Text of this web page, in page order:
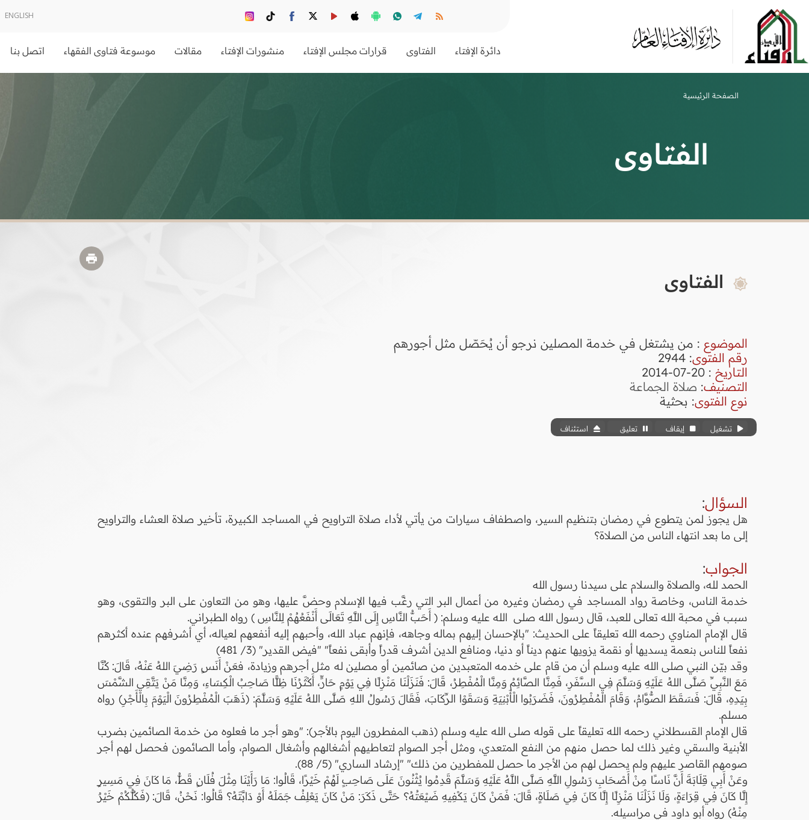
ENGLISH
دائرة الإفتاء الفتاوى قرارات مجلس الإفتاء منشورات الإفتاء مقالات موسوعة فتاوى الفقهاء اتصل بنا
الصفحة الرئيسية
الفتاوى
الفتاوى
الموضوع : من يشتغل في خدمة المصلين نرجو أن يُحَصّل مثل أجورهم
رقم الفتوى:
2944
التاريخ : 20-07-2014
التصنيف: صلاة الجماعة
نوع الفتوى: بحثية
تشغيل إيقاف تعليق استئناف
السؤال:
هل يجوز لمن يتطوع في رمضان بتنظيم السير، واصطفاف سيارات من يأتي لأداء صلاة التراويح في المساجد الكبيرة، تأخير صلاة العشاء والتراويح
إلى ما بعد انتهاء الناس من الصلاة؟
الجواب:
الحمد لله، والصلاة والسلام على سيدنا رسول الله
خدمة الناس، وخاصة رواد المساجد في رمضان وغيره من أعمال البر التي رغَّب فيها الإسلام وحضَّ عليها، وهو من التعاون على البر والتقوى، وهو
سبب في محبة الله تعالى للعبد، قال رسول الله صلى الله عليه وسلم: ( أَحَبُّ النَّاسِ إِلَى اللَّهِ تَعَالَى أَنْفَعُهُمْ لِلنَّاسِ ) رواه الطبراني.
قال الإمام المناوي رحمه الله تعليقاً على الحديث: "بالإحسان إليهم بماله وجاهه، فإنهم عباد الله، وأحبهم إليه أنفعهم لعياله، أي أشرفهم عنده أكثرهم
نفعاً للناس بنعمة يسديها أو نقمة يزويها عنهم ديناً أو دنيا، ومنافع الدين أشرف قدراً وأبقى نفعاً" "فيض القدير" (3/ 481)
وقد بيّن النبي صلى الله عليه وسلم أن من قام على خدمه المتعبدين من صائمين أو مصلين له مثل أجرهم وزيادة، فعَنْ أَنَسٍ رَضِيَ اللهُ عَنْهُ، قَالَ: كُنَّا
مَعَ النَّبِيِّ صَلَّى اللهُ عَلَيْهِ وَسَلَّمَ فِي السَّفَرِ، فَمِنَّا الصَّائِمُ وَمِنَّا الْمُفْطِرُ، قَالَ: فَنَزَلْنَا مَنْزِلًا فِي يَوْمٍ حَارٍّ، أَكْثَرُنَا ظِلًّا صَاحِبُ الْكِسَاءِ، وَمِنَّا مَنْ يَتَّقِي الشَّمْسَ
بِيَدِهِ، قَالَ: فَسَقَطَ الصُّوَّامُ، وَقَامَ الْمُفْطِرُونَ، فَضَرَبُوا الْأَبْنِيَةِ وَسَقَوْا الرِّكَابَ، فَقَالَ رَسُولُ اللهِ صَلَّى اللهُ عَلَيْهِ وَسَلَّمَ: (ذَهَبَ الْمُفْطِرُونَ الْيَوْمَ بِالْأَجْرِ) رواه
مسلم.
قال الإمام القسطلاني رحمه الله تعليقاً على قوله صلى الله عليه وسلم (ذهب المفطرون اليوم بالأجر): "وهو أجر ما فعلوه من خدمة الصائمين بضرب
الأبنية والسقي وغير ذلك لما حصل منهم من النفع المتعدي، ومثل أجر الصوام لتعاطيهم أشغالهم وأشغال الصوام، وأما الصائمون فحصل لهم أجر
صومهم القاصر عليهم ولم يحصل لهم من الأجر ما حصل للمفطرين من ذلك" "إرشاد الساري" (5/ 88).
وعَنْ أَبِي قِلَابَةَ أَنَّ نَاسًا مِنْ أَصْحَابِ رَسُولِ اللَّهِ صَلَّى اللَّهُ عَلَيْهِ وَسَلَّمَ قَدِمُوا يُثْنُونَ عَلَى صَاحِبٍ لَهُمْ خَيْرًا، قَالُوا: مَا رَأَيْنَا مِثْلَ فُلَانٍ قَطُّ، مَا كَانَ فِي مَسِيرٍ
إِلَّا كَانَ فِي قِرَاءَةٍ، وَلَا نَزَلْنَا مَنْزِلًا إِلَّا كَانَ فِي صَلَاةٍ، قَالَ: فَمَنْ كَانَ يَكْفِيهِ ضَيْعَتُهُ؟ حَتَّى ذَكَرَ: مَنْ كَانَ يَعْلِفُ جَمَلَهُ أَوْ دَابَّتَهُ؟ قَالُوا: نَحْنُ، قَالَ: (فَكُلُّكُمْ خَيْرٌ
مِنْهُ) رواه أبو داود في مراسيله.